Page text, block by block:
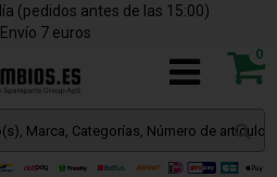
(pedidos antes de las 15:00)
Envío 7 euros
0